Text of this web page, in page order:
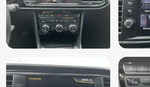
Verkeersbord detectie
Vervolgbotsing preventie
Voorstoelen in hoogte verstelbaar
Airco
Centrale deurvergrendeling
Derde remlicht